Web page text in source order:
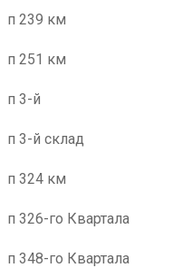
п 239 км
п 251 км
п 3-й
п 3-й склад
п 324 км
п 326-го Квартала
п 348-го Квартала